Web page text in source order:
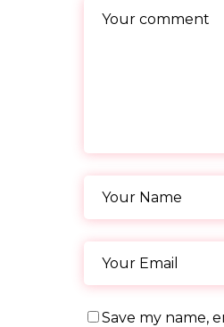
Save my name,